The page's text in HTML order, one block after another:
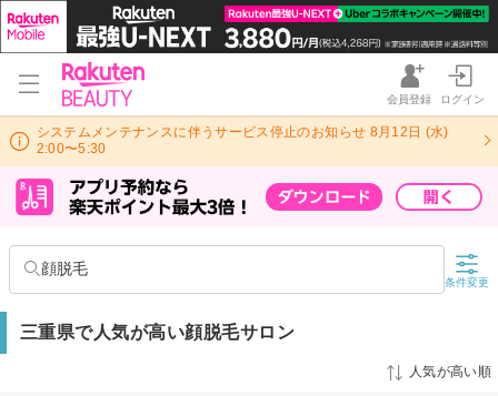
会員登録 ログイン
システムメンテナンスに伴うサービス停止のお知らせ 8月12日 (水)
2:00〜5:30
顔脱毛
条件変更
三重県で人気が高い顔脱毛サロン
人気が高い順